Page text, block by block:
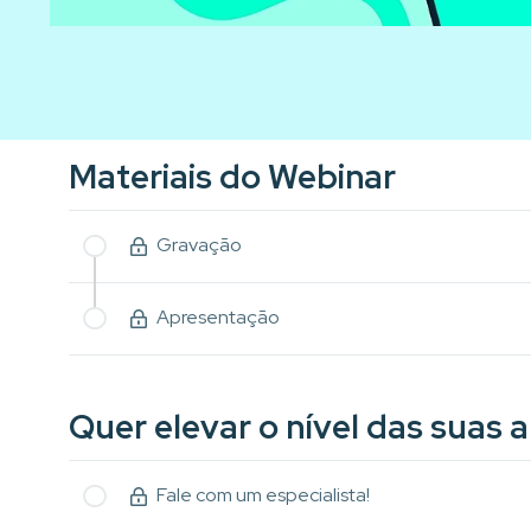
Materiais do Webinar
Gravação
Apresentação
Quer elevar o nível das suas
Fale com um especialista!